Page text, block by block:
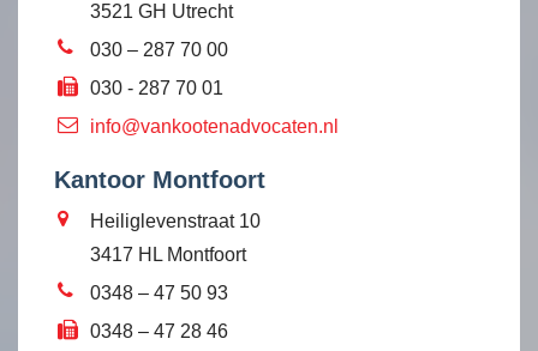
3521 GH Utrecht
030 – 287 70 00
030 - 287 70 01
info@vankootenadvocaten.nl
Kantoor Montfoort
Heiliglevenstraat 10
3417 HL Montfoort
0348 – 47 50 93
0348 – 47 28 46